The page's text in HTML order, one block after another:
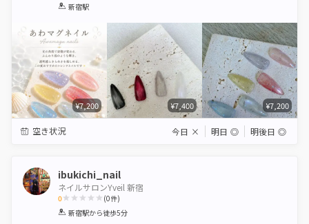
1 2 3 4
新宿駅
¥7,200 ¥7,400 ¥7,200
空き状況 今日 × 明日 ◎ 明後日 ◎
ibukichi_nail
ネイルサロンYveil 新宿
0
1 2 3 4 5
(0件)
新宿駅から徒歩5分